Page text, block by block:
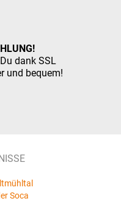
dank SSL
und bequem!
Soca